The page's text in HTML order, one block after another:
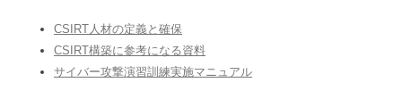
CSIRT人材の定義と確保
CSIRT構築に参考になる資料
サイバー攻撃演習訓練実施マニュアル